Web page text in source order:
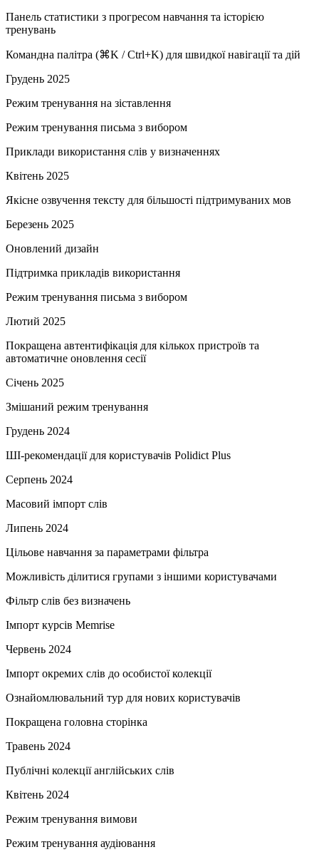
Панель статистики з прогресом навчання та історією
тренувань
Командна палітра (⌘K / Ctrl+K) для швидкої навігації та дій
Грудень 2025
Режим тренування на зіставлення
Режим тренування письма з вибором
Приклади використання слів у визначеннях
Квітень 2025
Якісне озвучення тексту для більшості підтримуваних мов
Березень 2025
Оновлений дизайн
Підтримка прикладів використання
Режим тренування письма з вибором
Лютий 2025
Покращена автентифікація для кількох пристроїв та
автоматичне оновлення сесії
Січень 2025
Змішаний режим тренування
Грудень 2024
ШІ-рекомендації для користувачів Polidict Plus
Серпень 2024
Масовий імпорт слів
Липень 2024
Цільове навчання за параметрами фільтра
Можливість ділитися групами з іншими користувачами
Фільтр слів без визначень
Імпорт курсів Memrise
Червень 2024
Імпорт окремих слів до особистої колекції
Ознайомлювальний тур для нових користувачів
Покращена головна сторінка
Травень 2024
Публічні колекції англійських слів
Квітень 2024
Режим тренування вимови
Режим тренування аудіювання